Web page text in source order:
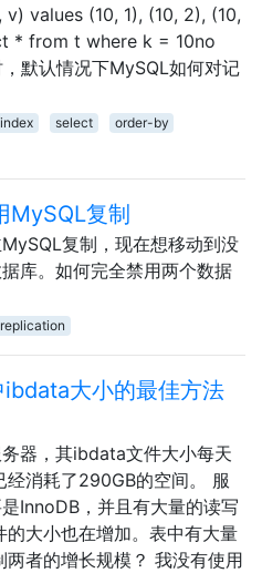
values (10, 1), (10, 2), (10,
* from t where k = 10no
默认情况下MySQL如何对记
index select
order-by
MySQL复制
复制，现在想移动到没
库。如何完全禁用两个数据
replication
大小的最佳方法
器，其ibdata文件大小每天
经消耗了290GB的空间。 服
InnoDB，并且有大量的读写
的大小也在增加。表中有大量
两者的增长规模？ 我没有使用